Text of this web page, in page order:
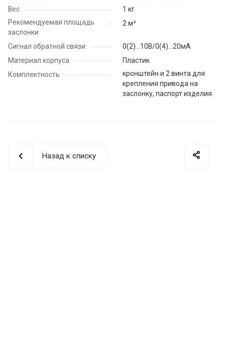
Вес
1 кг
Рекомендуемая площадь
заслонки
2 м²
Сигнал обратной связи
0(2)…10В/0(4)…20мА
Материал корпуса
Пластик
Комплектность
кронштейн и 2 винта для
крепления привода на
заслонку, паспорт изделия
Назад к списку